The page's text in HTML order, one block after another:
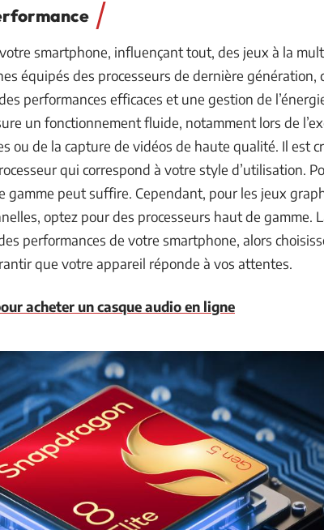
smartphone, influençant tout, des jeux à la
équipés des processeurs de dernière génération,
performances efficaces et une gestion de
un fonctionnement fluide, notamment lors de
ou de la capture de vidéos de haute qualité. Il est
qui correspond à votre style d’utilisation.
gamme peut suffire. Cependant, pour les jeux
optez pour des processeurs haut de gamme.
performances de votre smartphone, alors
que votre appareil réponde à vos attentes.
acheter un casque audio en ligne